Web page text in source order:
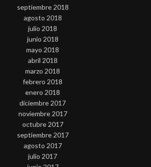
septiembre 2018
agosto 2018
julio 2018
junio 2018
mayo 2018
abril 2018
marzo 2018
febrero 2018
enero 2018
diciembre 2017
noviembre 2017
octubre 2017
septiembre 2017
agosto 2017
julio 2017